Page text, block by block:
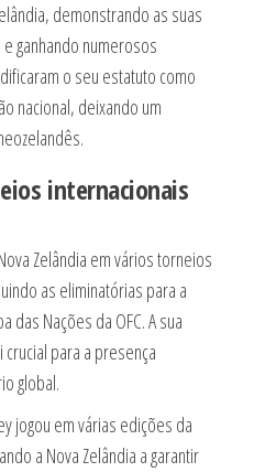
demonstrando as suas
ganhando numerosos
o seu estatuto como
nacional, deixando um
internacionais
Zelândia em vários torneios
as eliminatórias para a
das Nações da OFC. A sua
para a presença
global.
jogou em várias edições da
a Nova Zelândia a garantir